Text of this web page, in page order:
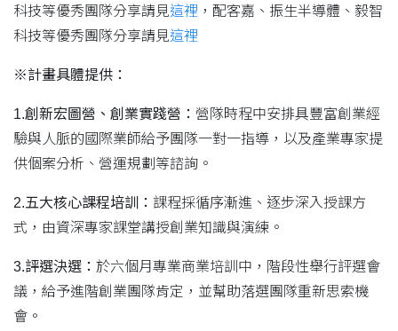
科技等優秀團隊分享請見這裡 ，配客嘉、振生半導體、毅智
科技等優秀團隊分享請見這裡
※計畫具體提供：
1.創新宏圖營、創業實踐營： 營隊時程中安排具豐富創業經
驗與人脈的國際業師給予團隊一對一指導，以及產業專家提
供個案分析、營運規劃等諮詢。
2.五大核心課程培訓： 課程採循序漸進、逐步深入授課方
式，由資深專家課堂講授創業知識與演練。
3.評選決選： 於六個月專業商業培訓中，階段性舉行評選會
議，給予進階創業團隊肯定，並幫助落選團隊重新思索機
會。